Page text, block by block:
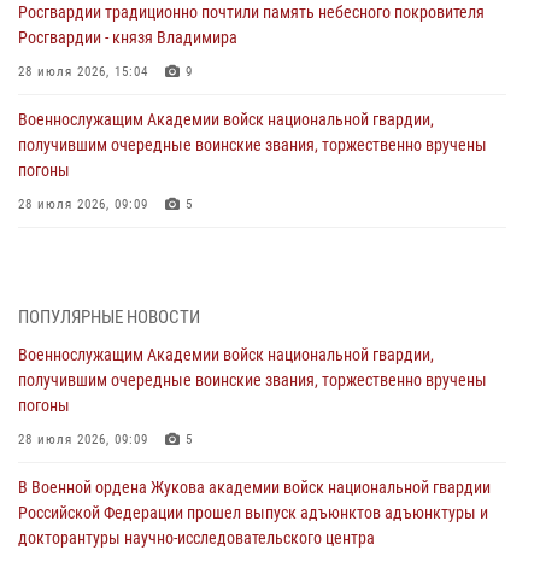
Росгвардии традиционно почтили память небесного покровителя
Росгвардии - князя Владимира
28 июля 2026, 15:04 9
Военнослужащим Академии войск национальной гвардии,
получившим очередные воинские звания, торжественно вручены
погоны
28 июля 2026, 09:09 5
27 июля 2026, 14:49 7
Военная академия информирует!
23 июля 2026, 04:51
Курсант Военной академии войск национальной гвардии принял
22 июля 2026, 09:41
Мастер‑класс по стрельбе: точность, тактика, профессионализм
ПОПУЛЯРНЫЕ НОВОСТИ
Военнослужащим Академии войск национальной гвардии,
получившим очередные воинские звания, торжественно вручены
погоны
28 июля 2026, 09:09 5
В Военной ордена Жукова академии войск национальной гвардии
Российской Федерации прошел выпуск адъюнктов адъюнктуры и
докторантуры научно-исследовательского центра